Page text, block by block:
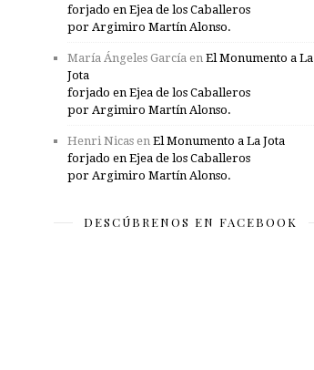
forjado en Ejea de los Caballeros
por Argimiro Martín Alonso.
María Ángeles García en El Monumento a La
Jota
forjado en Ejea de los Caballeros
por Argimiro Martín Alonso.
Henri Nicas en El Monumento a La Jota
forjado en Ejea de los Caballeros
por Argimiro Martín Alonso.
DESCÚBRENOS EN FACEBOOK